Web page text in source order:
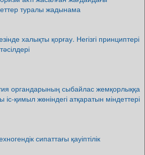
туралы жадынама
халықты қорғау. Негізгі принциптері
органдарының сыбайлас жемқорлыққа
іс-қимыл жөніндегі атқаратын міндеттері
сипаттағы қауіптілік